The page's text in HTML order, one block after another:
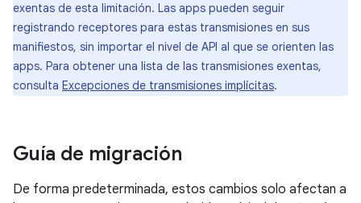
exentas de esta limitación. Las apps pueden seguir
registrando receptores para estas transmisiones en sus
manifiestos, sin importar el nivel de API al que se orienten las
apps. Para obtener una lista de las transmisiones exentas,
consulta Excepciones de transmisiones implícitas.
Guía de migración
De forma predeterminada, estos cambios solo afectan a